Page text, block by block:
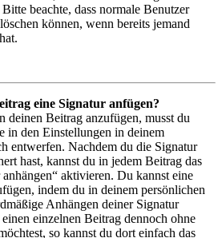
beachte, dass normale Benutzer
können, wenn bereits jemand
eine Signatur anfügen?
deinen Beitrag anzufügen, musst du
in den Einstellungen in deinem
entwerfen. Nachdem du die Signatur
hast, kannst du in jedem Beitrag das
aktivieren. Du kannst eine
indem du in deinem persönlichen
Anhängen deiner Signatur
einzelnen Beitrag dennoch ohne
so kannst du dort einfach das